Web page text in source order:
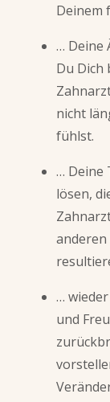
Deinem
… Deine
Du Dich
nicht
fühlst.
… Deine
lösen,
…
und